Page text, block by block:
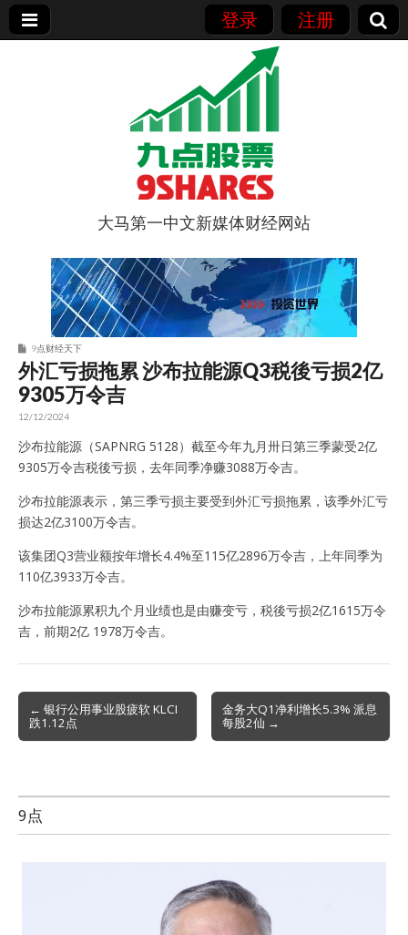
登录 注册
9点股票
大马第一中文新媒体财经网站
9点财经天下
外汇亏损拖累 沙布拉能源Q3税後亏损2亿
9305万令吉
12/12/2024
沙布拉能源（SAPNRG 5128）截至今年九月卅日第三季蒙受2亿
9305万令吉税後亏损，去年同季净赚3088万令吉。
沙布拉能源表示，第三季亏损主要受到外汇亏损拖累，该季外汇亏
损达2亿3100万令吉。
该集团Q3营业额按年增长4.4%至115亿2896万令吉，上年同季为
110亿3933万令吉。
沙布拉能源累积九个月业绩也是由赚变亏，税後亏损2亿1615万令
吉，前期2亿 1978万令吉。
Post
navigation
← 银行公用事业股疲软 KLCI
跌1.12点
金务大Q1净利增长5.3% 派息
每股2仙 →
9点